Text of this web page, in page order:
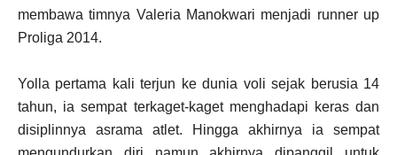
membawa timnya Valeria Manokwari menjadi runner up
Proliga 2014.
Yolla pertama kali terjun ke dunia voli sejak berusia 14
tahun, ia sempat terkaget-kaget menghadapi keras dan
disiplinnya asrama atlet. Hingga akhirnya ia sempat